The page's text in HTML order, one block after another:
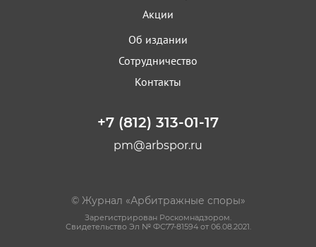
Акции
Об издании
Сотрудничество
Контакты
+7 (812) 313-01-17
pm@arbspor.ru
© Журнал «Арбитражные споры»
Зарегистрирован Роскомнадзором.
Свидетельство Эл № ФС77-81594 от 06.08.2021.